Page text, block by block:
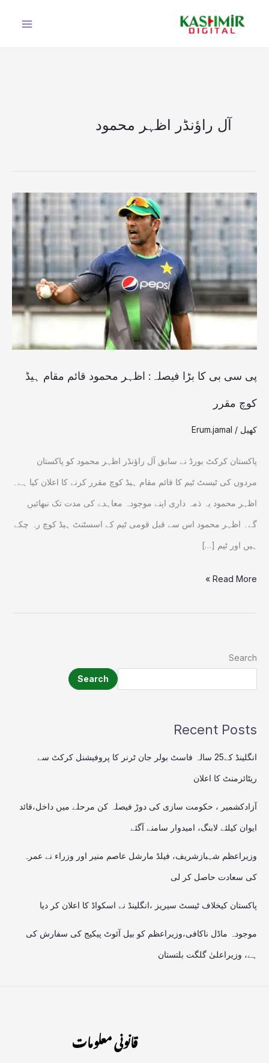
آل راؤنڈر اظہر محمود
پی سی بی کا بڑا فیصلہ: اظہر محمود قائم مقام ہیڈ
کوچ مقرر
کھیل /
Erum.jamal
پاکستان کرکٹ بورڈ نے سابق آل راؤنڈر اظہر محمود کو پاکستان
مردوں کی ٹیسٹ ٹیم کا قائم مقام ہیڈ کوچ مقرر کرنے کا اعلان کیا ہے۔
اظہر محمود یہ ذمہ داری اپنے موجودہ معاہدے کی مدت تک نبھائیں
گے۔ اظہر محمود اس سے قبل قومی ٹیم کے اسسٹنٹ ہیڈ کوچ رہ چکے
ہیں اور ٹیم […]
پی
سی
بی
کا
بڑا
فیصلہ:
محمود
ہیڈ
کوچ
مقرر
Read More »
Search
Search
Recent Posts
انگلینڈ کے25 سالہ فاسٹ بولر جان ٹرنر کا پروفیشنل کرکٹ سے
ریٹائرمنٹ کا اعلان
آزادکشمیر ، حکومت سازی کی دوڑ فیصلہ کن مرحلے میں داخل،قائد
ایوان کیلئے لابنگ، امیدوار سامنے آگئے
وزیراعظم شہبازشریف، فیلڈ مارشل عاصم منیر اور وزراء نے عمرہ
کی سعادت حاصل کر لی
پاکستان کیخلاف ٹیسٹ سیریز ،انگلینڈ نے اسکواڈ کا اعلان کر دیا
موجودہ ماڈل ناکافی،وزیراعظم کو بیل آئوٹ پیکیج کی سفارش کی
ہے، وزیراعلیٰ گلگت بلتستان
قانونی معلومات